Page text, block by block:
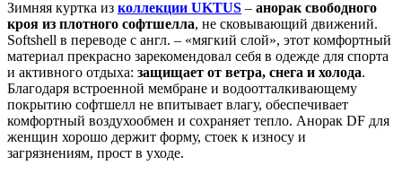
Зимняя куртка из коллекции UKTUS – анорак свободного
кроя из плотного софтшелла, не сковывающий движений.
Softshell в переводе с англ. – «мягкий слой», этот комфортный
материал прекрасно зарекомендовал себя в одежде для спорта
и активного отдыха: защищает от ветра, снега и холода.
Благодаря встроенной мембране и водоотталкивающему
покрытию софтшелл не впитывает влагу, обеспечивает
комфортный воздухообмен и сохраняет тепло. Анорак DF для
женщин хорошо держит форму, стоек к износу и
загрязнениям, прост в уходе.